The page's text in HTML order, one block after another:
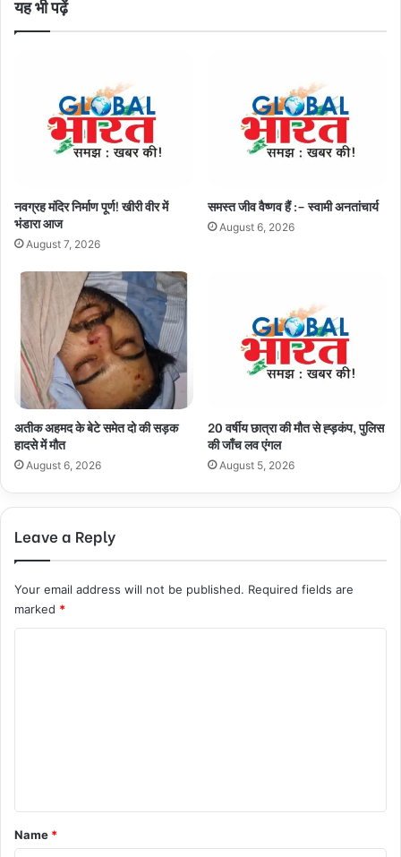
यह भी पढ़ें
नवग्रह मंदिर निर्माण पूर्ण! खीरी वीर में
भंडारा आज
August 7, 2026
समस्त जीव वैष्णव हैं :– स्वामी अनतांचार्य
August 6, 2026
अतीक अहमद के बेटे समेत दो की सड़क
हादसे में मौत
August 6, 2026
20 वर्षीय छात्रा की मौत से ह्ड़कंप, पुलिस
की जाँच लव एंगल
August 5, 2026
Leave a Reply
Your email address will not be published. Required fields are
marked *
*
Name *